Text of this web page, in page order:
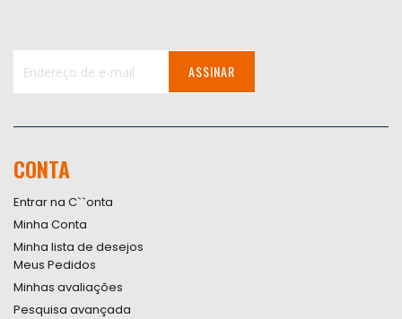
Newsletter:
ASSINAR
CONTA
Entrar na C``onta
Minha Conta
Minha lista de desejos
Meus Pedidos
Minhas avaliações
Pesquisa avançada